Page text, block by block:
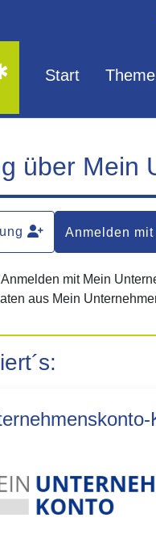
Start
über Mein
Anmelden
mit Mein
aus Mein